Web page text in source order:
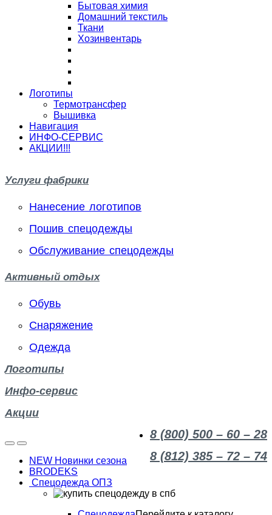
Бытовая химия
Домашний текстиль
Ткани
Хозинвентарь
Логотипы
Термотрансфер
Вышивка
Навигация
ИНФО-СЕРВИС
АКЦИИ!!!
Услуги фабрики
Нанесение логотипов
Пошив спецодежды
Обслуживание спецодежды
Активный отдых
Обувь
Снаряжение
Одежда
Логотипы
Инфо-сервис
Акции
8 (800) 500 – 60 – 28
8 (812) 385 – 72 – 74
NEW Новинки сезона
BRODEKS
Спецодежда ОПЗ